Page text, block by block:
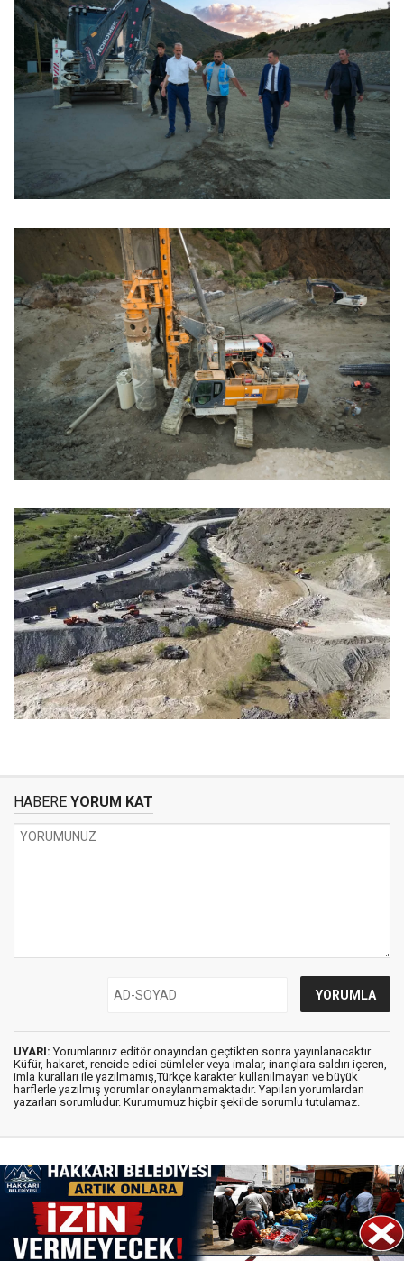
HABERE YORUM KAT
UYARI: Yorumlarınız editör onayından geçtikten sonra yayınlanacaktır.
Küfür, hakaret, rencide edici cümleler veya imalar, inançlara saldırı içeren,
imla kuralları ile yazılmamış,Türkçe karakter kullanılmayan ve büyük
harflerle yazılmış yorumlar onaylanmamaktadır. Yapılan yorumlardan
yazarları sorumludur. Kurumumuz hiçbir şekilde sorumlu tutulamaz.